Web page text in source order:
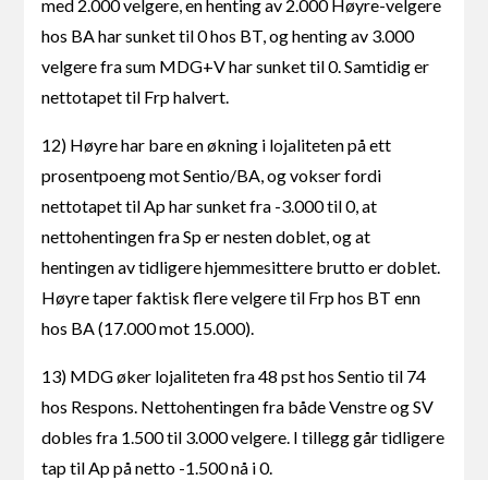
med 2.000 velgere, en henting av 2.000 Høyre-velgere
hos BA har sunket til 0 hos BT, og henting av 3.000
velgere fra sum MDG+V har sunket til 0. Samtidig er
nettotapet til Frp halvert.
12) Høyre har bare en økning i lojaliteten på ett
prosentpoeng mot Sentio/BA, og vokser fordi
nettotapet til Ap har sunket fra -3.000 til 0, at
nettohentingen fra Sp er nesten doblet, og at
hentingen av tidligere hjemmesittere brutto er doblet.
Høyre taper faktisk flere velgere til Frp hos BT enn
hos BA (17.000 mot 15.000).
13) MDG øker lojaliteten fra 48 pst hos Sentio til 74
hos Respons. Nettohentingen fra både Venstre og SV
dobles fra 1.500 til 3.000 velgere. I tillegg går tidligere
tap til Ap på netto -1.500 nå i 0.